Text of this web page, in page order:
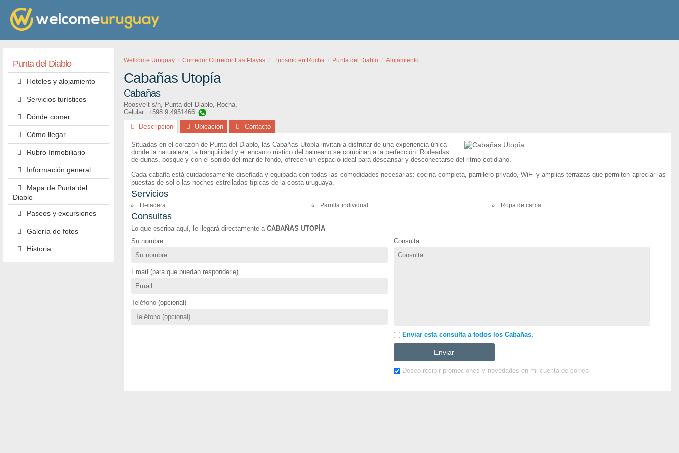
Punta del Diablo
Hoteles y alojamiento
Servicios turísticos
Dónde comer
Cómo llegar
Rubro Inmobiliario
Información general
Mapa de Punta del
Diablo
Paseos y excursiones
Galería de fotos
Historia
Welcome Uruguay Corredor Corredor Las Playas Turismo en Rocha Punta del Diablo Alojamiento
Cabañas Utopía
Cabañas
Roosvelt s/n, Punta del Diablo, Rocha,
Celular: +598 9 4951466
Descripción
Ubicación Contacto
Situadas en el corazón de Punta del Diablo, las Cabañas Utopía invitan a disfrutar de una experiencia única
donde la naturaleza, la tranquilidad y el encanto rústico del balneario se combinan a la perfección. Rodeadas
de dunas, bosque y con el sonido del mar de fondo, ofrecen un espacio ideal para descansar y desconectarse del ritmo cotidiano.
Cada cabaña está cuidadosamente diseñada y equipada con todas las comodidades necesarias: cocina completa, parrillero privado, WiFi y amplias terrazas que permiten apreciar las
puestas de sol o las noches estrelladas típicas de la costa uruguaya.
Servicios
Heladera Parrilla individual Ropa de cama
Consultas
Lo que escriba aquí, le llegará directamente a CABAÑAS UTOPÍA
Su nombre
Email (para que puedan responderle)
Teléfono (opcional)
Consulta
Enviar esta consulta a todos los Cabañas.
Deseo recibir promociones y novedades en mi cuenta de correo